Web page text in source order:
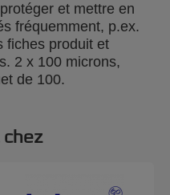
et mettre en
fréquemment, p.ex.
fiches produit et
2 x 100 microns,
de 100.